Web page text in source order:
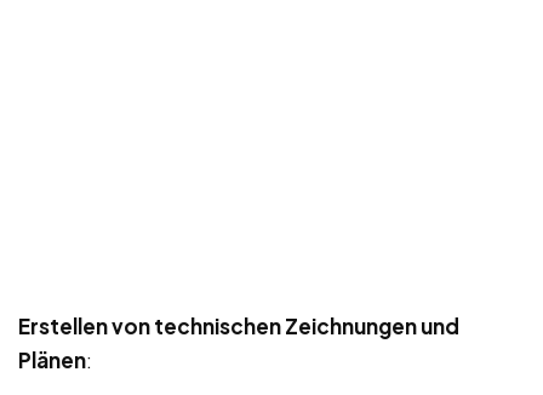
Erstellen von technischen Zeichnungen und
Plänen: